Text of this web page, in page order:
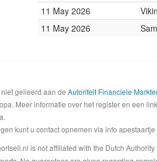
11 May 2026
11 May 2026
gelieerd aan de Autoriteit Financiele
Meer informatie over het register en een
kunt u contact opnemen via info
is not affiliated with the Dutch